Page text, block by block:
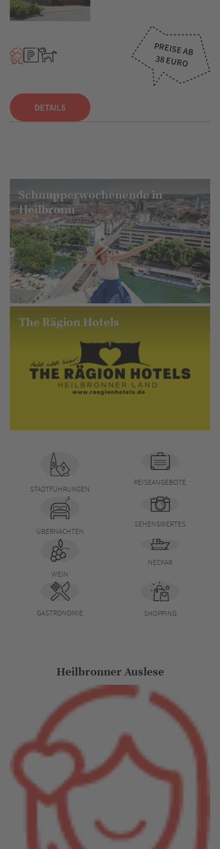
PREISE AB
38 EURO
DETAILS
Schnupperwochenende in
Heilbronn
The Rägion Hotels
STADTFÜHRUNGEN
REISEANGEBOTE
ÜBERNACHTEN
SEHENSWERTES
WEIN
NECKAR
GASTRONOMIE SHOPPING
Heilbronner Auslese